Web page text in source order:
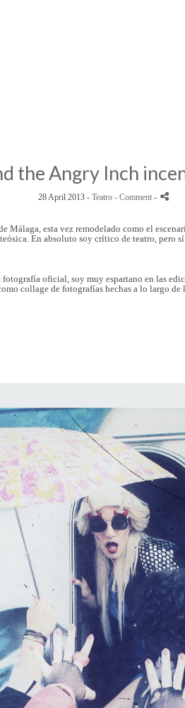
the Angry Inch
28 April 2013 - Teatro - Comment -
Málaga, esta vez remodelado como el
En absoluto soy crítico de teatro, pero
fotografía oficial, soy muy espartano en las
collage de fotografías hechas a lo largo